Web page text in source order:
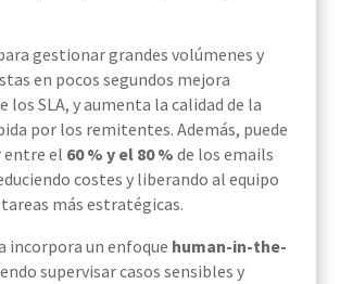
gestionar grandes volúmenes y
en pocos segundos mejora
los SLA, y aumenta la calidad de la
por los remitentes. Además, puede
el 60 % y el 80 % de los emails
costes y liberando al equipo
más estratégicas.
incorpora un enfoque human-in-the-
supervisar casos sensibles y